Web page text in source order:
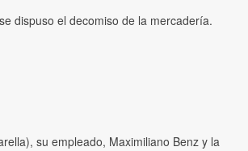
dispuso el decomiso de la mercadería.
su empleado, Maximiliano Benz y la